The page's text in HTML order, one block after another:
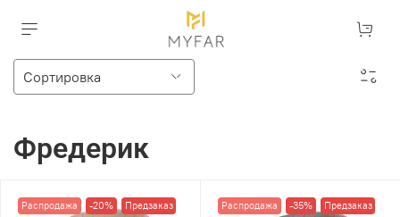
Фредерик
Распродажа -20% Предзаказ Распродажа -35% Предзаказ